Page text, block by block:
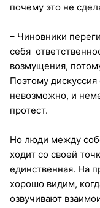
почему это не
– Чиновники
себя
возмущения,
Поэтому
невозможно, и
протест.
Но люди между
ходит со своей
единственная. На
хорошо видим,
озвучивают